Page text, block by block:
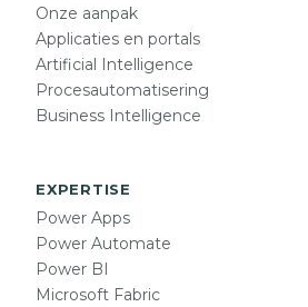
Onze aanpak
Applicaties en portals
Artificial Intelligence
Procesautomatisering
Business Intelligence
EXPERTISE
Power Apps
Power Automate
Power BI
Microsoft Fabric